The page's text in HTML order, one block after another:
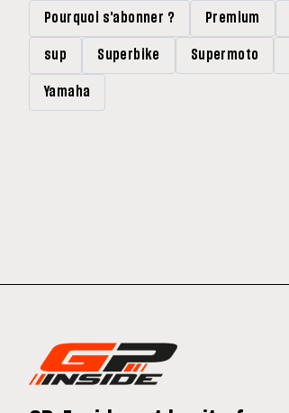
Pourquoi s'abonner ? Premium
sup Superbike Supermoto
Yamaha